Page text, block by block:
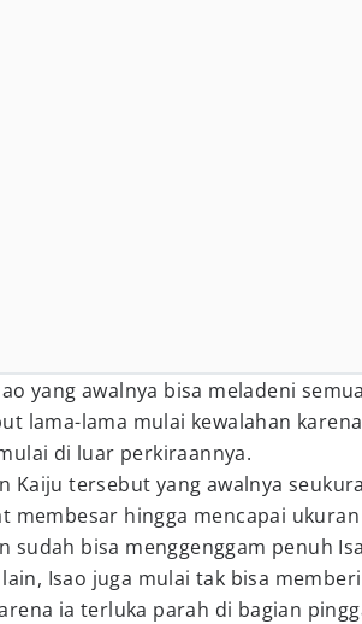
yang awalnya bisa meladeni
lama-lama mulai kewalahan
di luar perkiraannya.
Kaiju tersebut yang awalnya
membesar hingga mencapai
sudah bisa menggenggam penuh
Isao juga mulai tak bisa
ia terluka parah di bagian